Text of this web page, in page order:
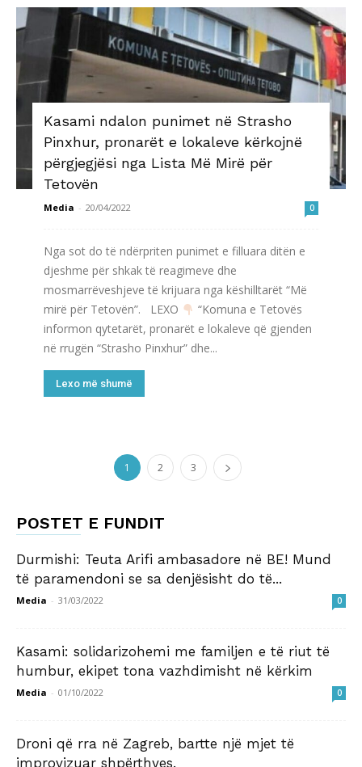
Kasami ndalon punimet në Strasho
Pinxhur, pronarët e lokaleve kërkojnë
përgjegjësi nga Lista Më Mirë për
Tetovën
Media - 20/04/2022 0
Nga sot do të ndërpriten punimet e filluara ditën e
djeshme për shkak të reagimeve dhe
mosmarrëveshjeve të krijuara nga këshilltarët “Më
mirë për Tetovën”. LEXO
“Komuna e Tetovës
informon qytetarët, pronarët e lokaleve që gjenden
në rrugën “Strasho Pinxhur” dhe...
Lexo më shumë
1 2 3
POSTET E FUNDIT
Durmishi: Teuta Arifi ambasadore në BE! Mund
të paramendoni se sa denjësisht do të...
Media - 31/03/2022 0
Kasami: solidarizohemi me familjen e të riut të
humbur, ekipet tona vazhdimisht në kërkim
Media - 01/10/2022 0
Droni që rra në Zagreb, bartte një mjet të
improvizuar shpërthyes.